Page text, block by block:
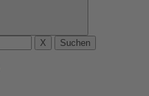
X Suchen